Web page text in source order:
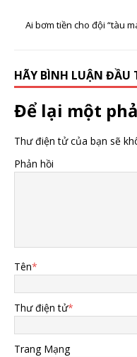
Ai bơm tiền cho đội “tàu
HÃY BÌNH LUẬN ĐẦU
Để lại một
Thư điện tử của bạn sẽ
Phản hồi
Tên*
Thư điện tử*
Trang Mạng